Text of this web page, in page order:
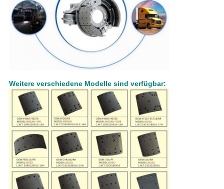
Weitere verschiedene Modelle sind verfügbar: